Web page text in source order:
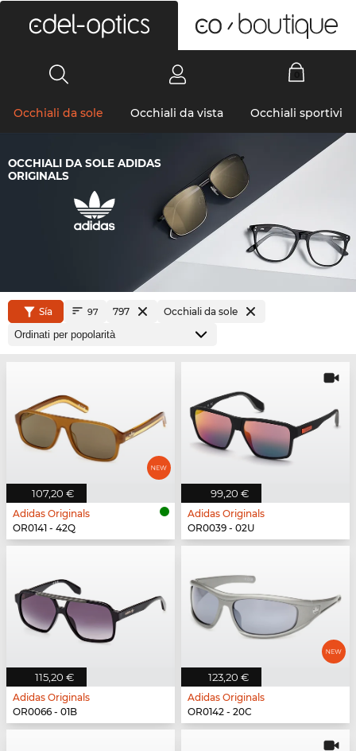
Occhiali da sole Occhiali da vista Occhiali sportivi
OCCHIALI DA SOLE ADIDAS
ORIGINALS
Sía 97 797 Occhiali da sole
107,20 €
Adidas Originals
OR0141 - 42Q
99,20 €
Adidas Originals
OR0039 - 02U
115,20 €
Adidas Originals
OR0066 - 01B
123,20 €
Adidas Originals
OR0142 - 20C